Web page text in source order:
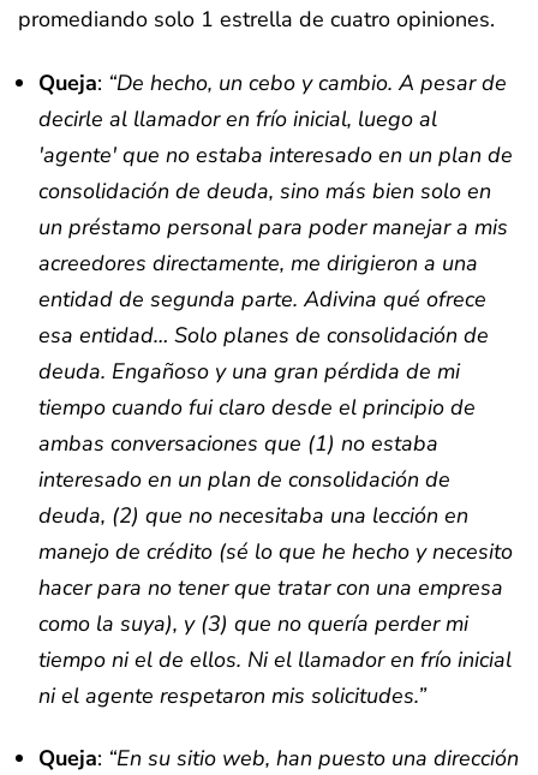
promediando solo 1 estrella de cuatro opiniones.
Queja: “De hecho, un cebo y cambio. A pesar de
decirle al llamador en frío inicial, luego al
'agente' que no estaba interesado en un plan de
consolidación de deuda, sino más bien solo en
un préstamo personal para poder manejar a mis
acreedores directamente, me dirigieron a una
entidad de segunda parte. Adivina qué ofrece
esa entidad… Solo planes de consolidación de
deuda. Engañoso y una gran pérdida de mi
tiempo cuando fui claro desde el principio de
ambas conversaciones que (1) no estaba
interesado en un plan de consolidación de
deuda, (2) que no necesitaba una lección en
manejo de crédito (sé lo que he hecho y necesito
hacer para no tener que tratar con una empresa
como la suya), y (3) que no quería perder mi
tiempo ni el de ellos. Ni el llamador en frío inicial
ni el agente respetaron mis solicitudes.”
Queja: “En su sitio web, han puesto una dirección